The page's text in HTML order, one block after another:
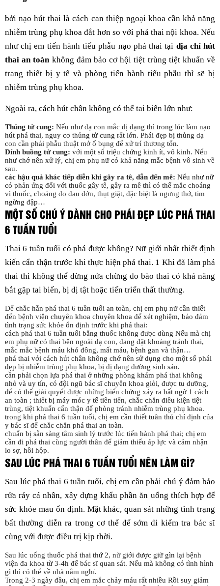
bởi nạo hút thai là cách can thiệp ngoại khoa cần khả năng
nhiễm trùng phụ khoa đắt hơn so với phá thai nội khoa. Nếu
như chị em tiến hành tiểu phẫu nạo phá thai tại địa chỉ hút
thai an toànkhông đảm bảo cơ hội tiệt trùng tiệt khuẩn về
trang thiết bị y tế và phòng tiến hành tiểu phẫu thì sẽ bị
nhiễm trùng phụ khoa.
Ngoài ra, cách hút chân không có thể tai biến lớn như:
Thủng tử cung: Nếu như dạ con mắc dị dạng thì trong lúc làm nạo
hút phá thai, nguy cơ thủng tử cung rất lớn. Phái đẹp bị thủng dạ
con cần phải phẫu thuật mở ổ bụng để xử trí thương tổn.
Dính buồng tử cung: với một số triệu chứng kinh ít, vô kinh. Nếu
như chớ nên xử lý, chị em phụ nữ có khả năng mắc bệnh vô sinh về
sau.
các hậu quả khác tiếp diễn khi gây ra tê, dẫn đến mê: Nếu như nữ
có phản ứng đối với thuốc gây tê, gây ra mê thì có thể mắc choáng
vì thuốc, choáng do đau đớn, thụt giật, đặc biệt là ngưng thở, tim
ngừng đập…
MỘT SỐ CHÚ Ý DÀNH CHO PHÁI ĐẸP LÚC PHÁ THAI
6 TUẦN TUỔI
Thai 6 tuần tuổi có phá được không? Nữ giới nhất thiết định
kiến cẩn thận trước khi thực hiện phá thai. 1 Khi đã làm phá
thai thì không thể dừng nửa chừng do bào thai có khả năng
bắt gặp tai biến, bị dị tật hoặc tiến triển thất thường.
Để chắc hẳn phá thai 6 tuần tuổi an toàn, chị em phụ nữ cần thiết
đến bệnh viện chuyên khoa chuyên khoa để xét nghiệm, bảo đảm
tình trạng sức khỏe ổn định trước khi phá thai:
cách phá thai 6 tuần tuổi bằng thuốc không được dùng Nếu mà chị
em phụ nữ có thai bên ngoài dạ con, đang đặt khoảng tránh thai,
mắc mắc bệnh máu khó đông, mất máu, bệnh gan và thận…
phá thai với cách hút chân không chớ nên sử dụng cho một số phái
đẹp bị nhiễm trùng phụ khoa, bị dị dạng đường sinh sản.
cần phải chọn lựa phá thai ở những phòng khám phá thai không
nhỏ và uy tín, có đội ngũ bác sĩ chuyên khoa giỏi, được tu dưỡng,
để có thể giải quyết được những biến chứng xảy ra bất ngờ 1 cách
an toàn ; thiết bị máy móc y tế tiên tiến, chắc chắn điều kiện tiệt
trùng, tiệt khuẩn cẩn thận để phòng tránh nhiễm trùng phụ khoa.
trong khi phá thai 6 tuần tuổi, chị em cần thiết tuân thủ chỉ định của
y bác sĩ để chắc chắn phá thai an toàn.
chuẩn bị sẵn sàng tâm sinh lý trước lúc tiến hành phá thai; chị em
cần đi phá thai cùng người thân để giảm thiểu áp lực và cảm nhận
lo sợ, hồi hộp.
SAU LÚC PHÁ THAI 6 TUẦN TUỔI NÊN LÀM GÌ?
Sau lúc phá thai 6 tuần tuổi, chị em cần phải chú ý đảm bảo
rửa ráy cá nhân, xây dựng khẩu phần ăn uống thích hợp để
sức khỏe mau ổn định. Mặt khác, quan sát những tình trạng
bất thường diễn ra trong cơ thể để sớm đi kiểm tra bác sĩ
cùng với được điều trị kịp thời.
Sau lúc uống thuốc phá thai thứ 2, nữ giới được giữ gìn lại bệnh
viện đa khoa từ 3-4h để bác sĩ quan sát. Nếu mà không có tình hình
gì thì có thể về nhà nằm nghỉ.
Trong 2-3 ngày đầu, chị em mắc chảy máu rất nhiều Rồi suy giảm